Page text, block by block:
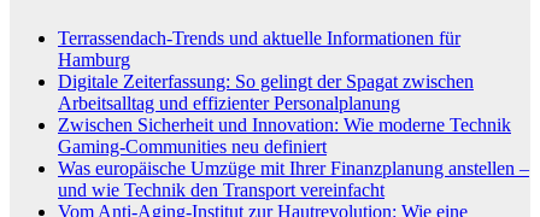
Terrassendach-Trends und aktuelle Informationen für
Hamburg
Digitale Zeiterfassung: So gelingt der Spagat zwischen
Arbeitsalltag und effizienter Personalplanung
Zwischen Sicherheit und Innovation: Wie moderne Technik
Gaming-Communities neu definiert
Was europäische Umzüge mit Ihrer Finanzplanung anstellen –
und wie Technik den Transport vereinfacht
Vom Anti-Aging-Institut zur Hautrevolution: Wie eine